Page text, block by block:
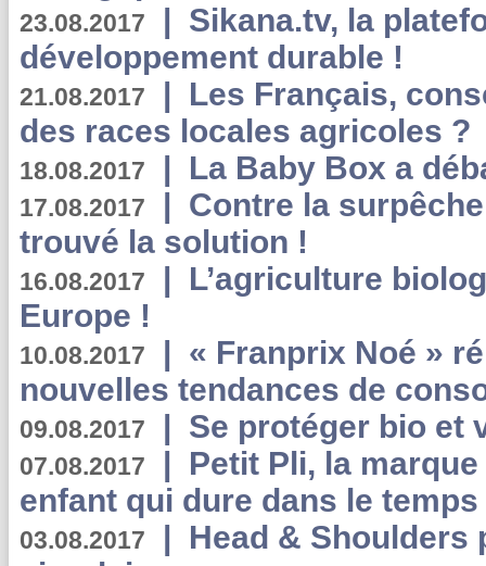
23.08.2017 | Sikana.tv, la
développement durable !
21.08.2017 | Les Français,
des races locales agricoles ?
18.08.2017 | La Baby Box a
17.08.2017 | Contre la
trouvé la solution !
16.08.2017 | L’agriculture
Europe !
10.08.2017 | « Franprix Noé »
nouvelles tendances de
09.08.2017 | Se protéger bio et
07.08.2017 | Petit Pli, la
enfant qui dure dans le temps
03.08.2017 | Head & Shoulders